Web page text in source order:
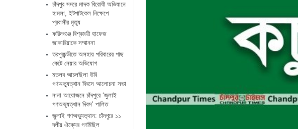
চাঁদপুর সদরে মাদক বিরোধী অভিযানে
হামলা, ইটপাটকেল নিক্ষেপে
প্রবাসীর মৃত্যু
ফরিদগঞ্জে বিশ্বজয়ী হাফেজ
জাকারিয়াকে সম্মাননা
তরপুরচন্ডীতে অসহায় পরিবারের গাছ
কেটে নেয়ার অভিযোগ
মতলব আচলছিলা উবি
গণঅভ্যুত্থান দিবসে আলোচনা সভা
নানা আয়োজনে চাঁদপুরে ‘জুলাই
গণঅভ্যুত্থান দিবস’ পালিত
জুলাই গণঅভ্যুত্থান: চাঁদপুরে ১১
দলীয় ঐক্যের গণমিছিল